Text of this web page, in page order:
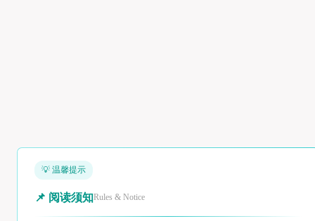
💡 温馨提示
📌 阅读须知Rules & Notice